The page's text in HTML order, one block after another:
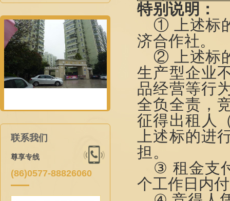
联系我们
尊享专线
(86)0577-88826060
特别说明：
① 上述标
济合作社。
② 上述标
生产型企业
品经营等行
全负全责，
征得出租 人
上述标的进
担。
③ 租金支
个工作日内